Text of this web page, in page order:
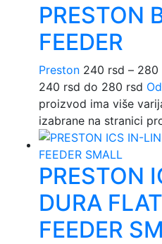
PRESTON
FEEDER
Preston 240 rsd – 280
240 rsd do 280 rsd
proizvod ima više
izabrane na stranici
PRESTON
DURA
FEEDER